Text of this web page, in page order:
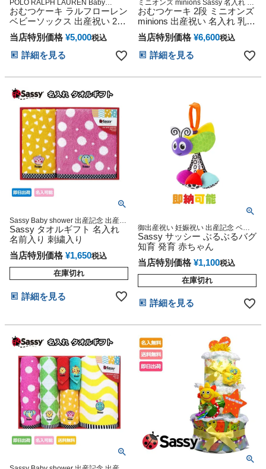
POLO RALPH LAUREN Baby
shower sassy 贈り物 誕生日 出産記
念 人気 オンライン オムツケーキ カ
ラフル インスタ くすみカラー 今治
タオル オーガニック
おむつケーキ ラルフローレン
ベビーソックス 出産祝い 2段
名入れ 男の子 女の子 POLO
RALPH LAUREN 七夕 くすみ
カラー 今治タオル オーガニ
ック ダイパーケーキ オシャ
ハロウィン バレンタイン 七
五三 初節句 子供の日 ギフト
セット 端午の節句 ひな祭り
当店特別価格 ¥5,000税込
詳細を見る
ミニオンズ minions Sassy 名入れ 送
料無料 オムツケーキ 女の子 男の子
ビタット sassy サッシー メリーズ パ
ンパース 1歳 誕生日 出産祝い おむつ
ケーキ 妊娠祝い プレゼント
おむつケーキ 2段 ミニオンズ
minions 出産祝い 名入れ 乳幼
児 おもちゃ バスタオル オム
ツケーキ ギフト キャラクタ
ー ダイパーケーキ 豪華 ボブ
ティム 思い出 赤ちゃん 子供
フトセット 人気 端午の節句
ひな祭り 男の子 女の子
当店特別価格 ¥6,600税込
詳細を見る
Sassy Baby shower 出産記念 出産グ
ッズ マタニティ 妊婦ママ 御出産祝
い 妊娠祝い 誕生日祝い ハーフバー
スデー
Sassy タオルギフト 名入れ
名前入り 刺繍入り
当店特別価格 ¥1,650税込
在庫切れ
詳細を見る
御出産祝い 妊娠祝い 出産記念 ベビ
ーグッズ 赤ちゃん 誕生日 乳児 幼児
新生児 知育 遊具
Sassy サッシー ぶるぶるバグ
知育 発育 赤ちゃん
当店特別価格 ¥1,100税込
在庫切れ
詳細を見る